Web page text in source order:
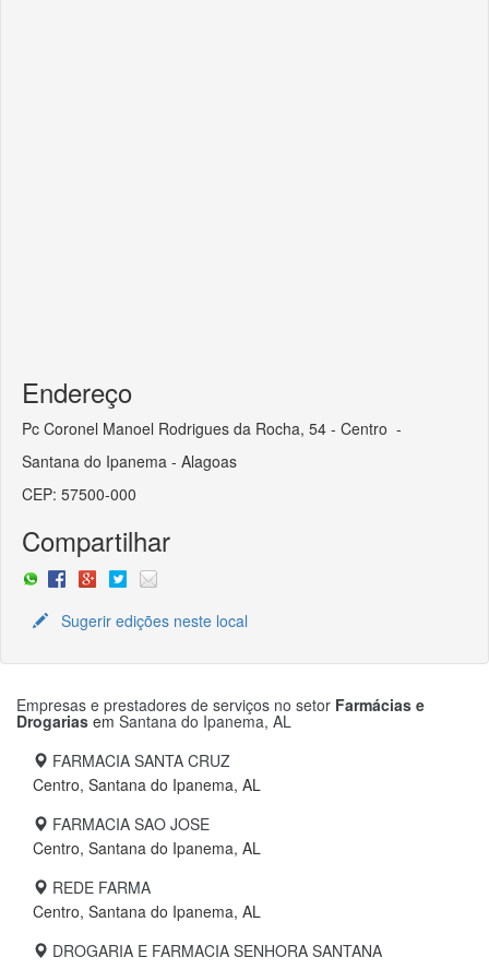
Endereço
Pc Coronel Manoel Rodrigues da Rocha, 54 - Centro -
Santana do Ipanema - Alagoas
CEP: 57500-000
Compartilhar
Sugerir edições neste local
Empresas e prestadores de serviços no setor Farmácias e
Drogarias em Santana do Ipanema, AL
FARMACIA SANTA CRUZ
Centro, Santana do Ipanema, AL
FARMACIA SAO JOSE
Centro, Santana do Ipanema, AL
REDE FARMA
Centro, Santana do Ipanema, AL
DROGARIA E FARMACIA SENHORA SANTANA